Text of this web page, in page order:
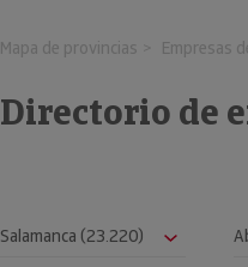
Mapa de provincias Empresas
Directorio de